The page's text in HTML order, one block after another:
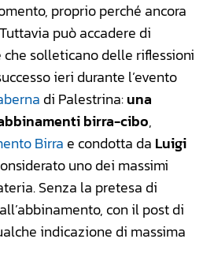
proprio perché ancora
può accadere di
solleticano delle riflessioni
ieri durante l’evento
di Palestrina:una
birra-cibo,
Birra e condotta da Luigi
uno dei massimi
Senza la pretesa di
con il post di
indicazione di massima